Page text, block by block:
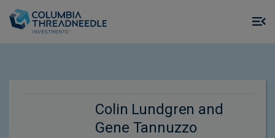
Colin Lundgren and
Gene Tannuzzo